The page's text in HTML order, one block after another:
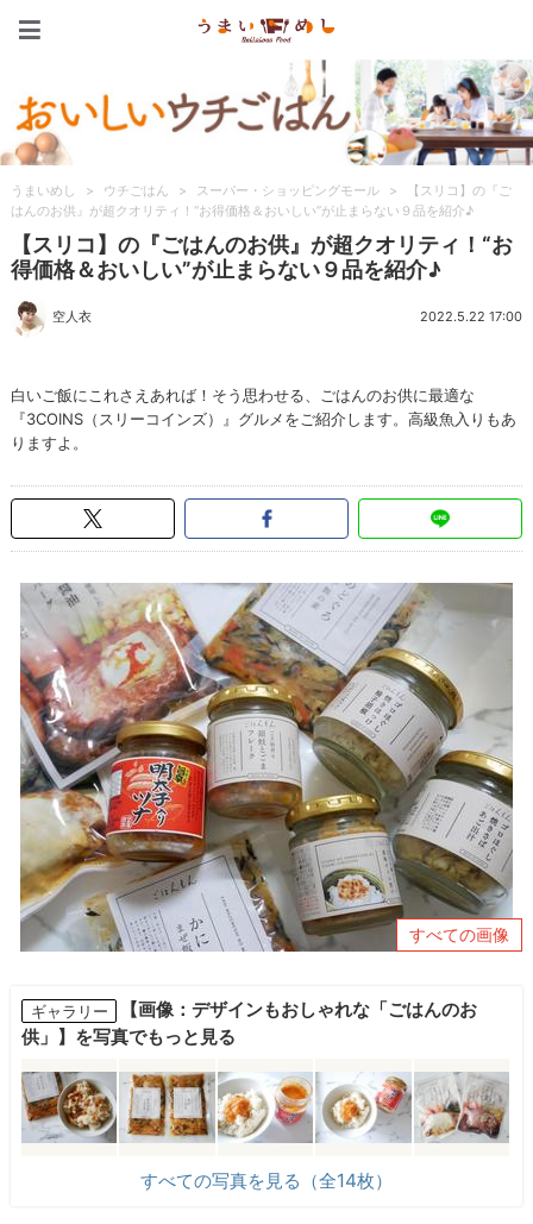
うまいめし > ウチごはん > スーパー・ショッピングモール >
【スリコ】の『ご
はんのお供』が超クオリティ！“お得価格＆おいしい”が止まらない９品を紹介♪
【スリコ】の『ごはんのお供』が超クオリティ！“お
得価格＆おいしい”が止まらない９品を紹介♪
空人衣 2022.5.22 17:00
白いご飯にこれさえあれば！そう思わせる、ごはんのお供に最適な
『3COINS（スリーコインズ）』グルメをご紹介します。高級魚入りもあ
りますよ。
すべての画像
ギャラリー
【画像：デザインもおしゃれな「ごはんのお
供」】を写真でもっと見る
すべての写真を見る（全14枚）